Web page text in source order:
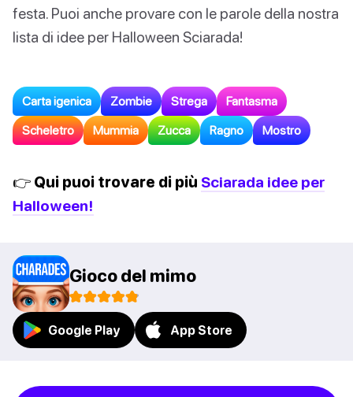
festa. Puoi anche provare con le parole della nostra
lista di idee per Halloween Sciarada!
Carta igenica Zombie Strega Fantasma
Scheletro Mummia Zucca Ragno Mostro
👉 Qui puoi trovare di più Sciarada idee per
Halloween!
Gioco del mimo
Google Play App Store